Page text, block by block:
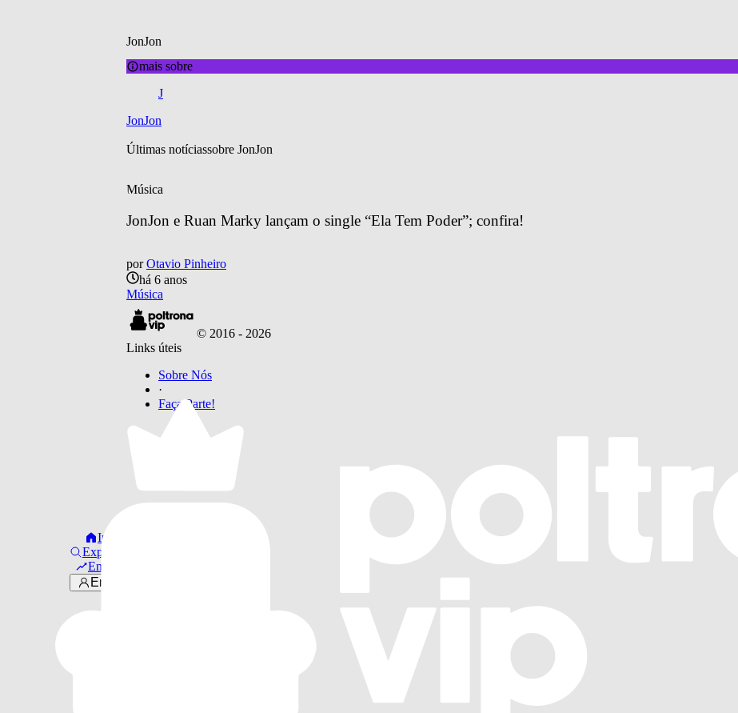
Início
Explorar
Em alta
Entrar
JonJon
mais sobre
J
JonJon
Últimas notíciassobre JonJon
Música
JonJon e Ruan Marky lançam o single “Ela Tem Poder”; confira!
por Otavio Pinheiro
há 6 anos
Música
© 2016 - 2026
Links úteis
Sobre Nós
·
Faça Parte!